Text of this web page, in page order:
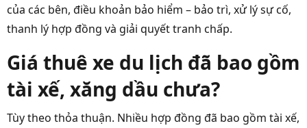
của các bên, điều khoản bảo hiểm – bảo trì, xử lý sự cố,
thanh lý hợp đồng và giải quyết tranh chấp.
Giá thuê xe du lịch đã bao gồm
tài xế, xăng dầu chưa?
Tùy theo thỏa thuận. Nhiều hợp đồng đã bao gồm tài xế,